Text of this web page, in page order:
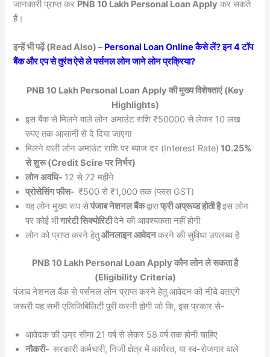
जानकारी प्राप्त कर PNB 10 Lakh Personal Loan Apply कर सकते
हैं।
इन्हें भी पढ़ें (Read Also) –Personal Loan Online कैसे लें? इन 4 टॉप
बैंक और एप से तुरंत ऐसे ले पर्सनल लोन जाने लोन प्रक्रिया?
PNB 10 Lakh Personal Loan Apply की मुख्य विशेषताएं (Key
Highlights)
इस बैंक से मिलने वाले लोन अमाउंट राशि ₹50000 से लेकर 10 लख
रुपए तक आसानी से दे दिया जाएगा
मिलने वाली लोन अमाउंट राशि पर ब्याज दर (Interest Rate) 10.25%
से शुरू (Credit Scire पर निर्भर)
लोन अवधि- 12 से 72 महीने
प्रोसेसिंग फीस-₹500 से ₹1,000 तक (प्लस GST)
यह लोन मुख्य रूप सेपंजाब नेशनल बैंकद्वाराफ्री अप्रूव्ड होती हैइस लोन
पर कोई भीगारंटी सिक्योरिटीदेने की आवश्यकता नहीं होगी
लोन को प्राप्त करने हेतुऑनलाइन आवेदनकरने की सुविधा उपलब्ध है
PNB 10 Lakh Personal Loan Apply कौन लोन ले सकता है
(Eligibility Criteria)
पंजाब नेशनल बैंक से पर्सनल लोन प्राप्त करने हेतु आवेदन को नीचे बताएंगे
जरूरी यह सभी एलिजिबिलिटी पूरी करनी होगी जो कि, इस प्रकार से-
आवेदक की उम्र सीमा 21 वर्ष से लेकर 58 वर्ष तक होनी चाहिए
नौकरी-सरकारी कर्मचारी, निजी क्षेत्र में कार्यरत, या स्व-रोजगार वाले